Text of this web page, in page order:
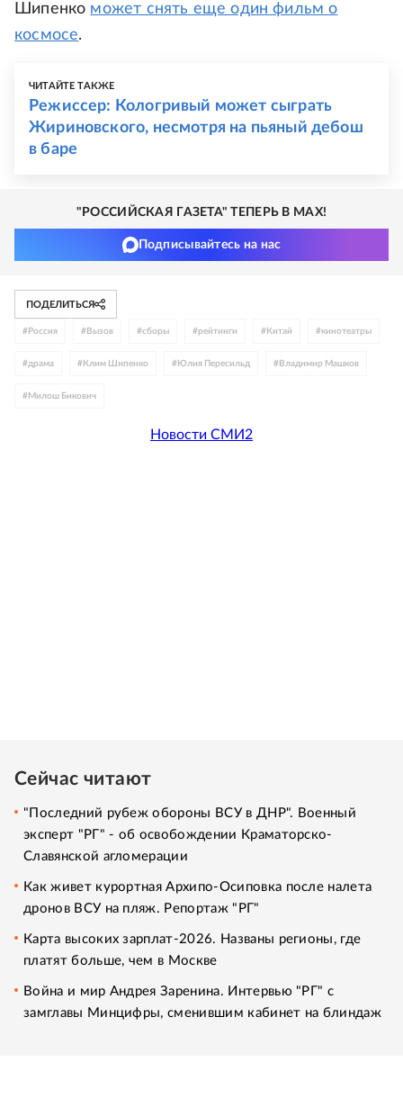
Шипенко может снять еще один фильм о
космосе.
ЧИТАЙТЕ ТАКЖЕ
Режиссер: Кологривый может сыграть
Жириновского, несмотря на пьяный дебош
в баре
"РОССИЙСКАЯ ГАЗЕТА" ТЕПЕРЬ В MAX!
Подписывайтесь на нас
ПОДЕЛИТЬСЯ
# Россия # Вызов #сборы #рейтинги # Китай #кинотеатры
#драма # Клим Шипенко # Юлия Пересильд # Владимир Машков
# Милош Бикович
Новости СМИ2
Сейчас читают
"Последний рубеж обороны ВСУ в ДНР". Военный
эксперт "РГ" - об освобождении Краматорско-
Славянской агломерации
Как живет курортная Архипо-Осиповка после налета
дронов ВСУ на пляж. Репортаж "РГ"
Карта высоких зарплат-2026. Названы регионы, где
платят больше, чем в Москве
Война и мир Андрея Заренина. Интервью "РГ" с
замглавы Минцифры, сменившим кабинет на блиндаж